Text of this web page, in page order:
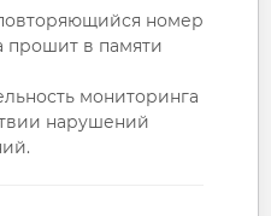
номер
прошит в памяти
мониторинга
нарушений